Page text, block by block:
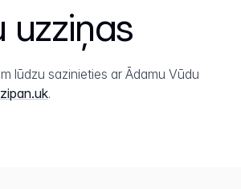
uzziņas
lūdzu sazinieties ar Ādamu Vūdu
.